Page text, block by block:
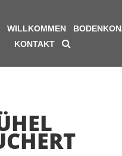
WILLKOMMEN
KONTAKT